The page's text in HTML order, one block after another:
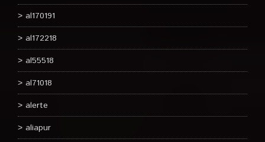
al170191
al172218
al55518
al71018
alerte
aliapur